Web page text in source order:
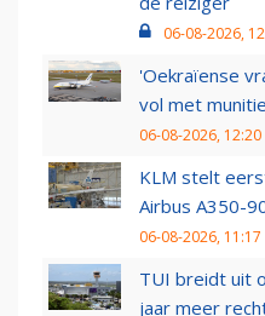
06-08-2026,
'Oekraïense
vol met
06-08-2026, 12:20
KLM stelt
Airbus A350-
06-08-2026, 11:17
TUI breidt uit
jaar meer